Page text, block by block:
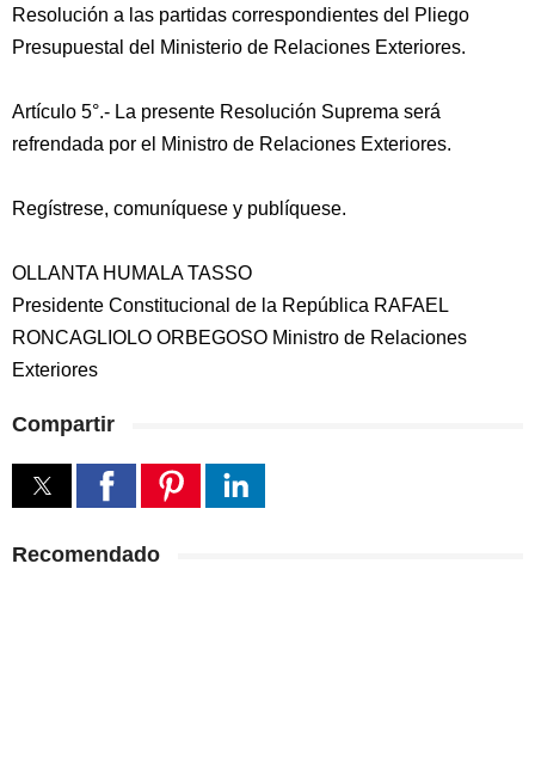
Resolución a las partidas correspondientes del Pliego
Presupuestal del Ministerio de Relaciones Exteriores.
Artículo 5°.- La presente Resolución Suprema será
refrendada por el Ministro de Relaciones Exteriores.
Regístrese, comuníquese y publíquese.
OLLANTA HUMALA TASSO
Presidente Constitucional de la República RAFAEL
RONCAGLIOLO ORBEGOSO Ministro de Relaciones
Exteriores
Compartir
Recomendado